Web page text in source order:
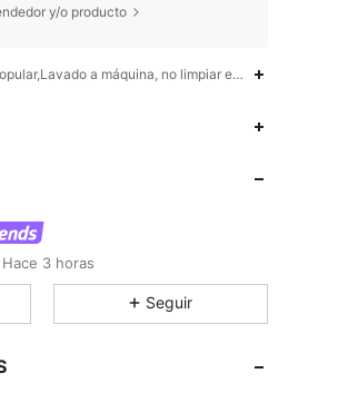
y/o producto
a máquina, no limpiar en seco, lavar con
57K
Hace 3 horas
57K
Seguir